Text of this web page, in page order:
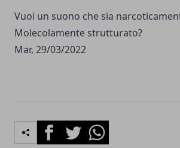
Vuoi un suono che sia
Molecolamente strutturato?
Mar, 29/03/2022
FacebookTwitterWhatsapp